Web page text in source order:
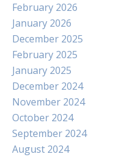
February 2026
January 2026
December 2025
February 2025
January 2025
December 2024
November 2024
October 2024
September 2024
August 2024